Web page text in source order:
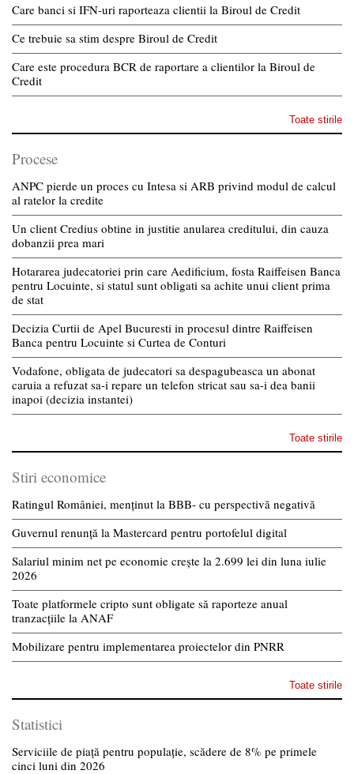
Care banci si IFN-uri raporteaza clientii la Biroul de Credit
Ce trebuie sa stim despre Biroul de Credit
Care este procedura BCR de raportare a clientilor la Biroul de
Credit
Toate stirile
Procese
ANPC pierde un proces cu Intesa si ARB privind modul de calcul
al ratelor la credite
Un client Credius obtine in justitie anularea creditului, din cauza
dobanzii prea mari
Hotararea judecatoriei prin care Aedificium, fosta Raiffeisen Banca
pentru Locuinte, si statul sunt obligati sa achite unui client prima
de stat
Decizia Curtii de Apel Bucuresti in procesul dintre Raiffeisen
Banca pentru Locuinte si Curtea de Conturi
Vodafone, obligata de judecatori sa despagubeasca un abonat
caruia a refuzat sa-i repare un telefon stricat sau sa-i dea banii
inapoi (decizia instantei)
Toate stirile
Stiri economice
Ratingul României, menținut la BBB- cu perspectivă negativă
Guvernul renunță la Mastercard pentru portofelul digital
Salariul minim net pe economie crește la 2.699 lei din luna iulie
2026
Toate platformele cripto sunt obligate să raporteze anual
tranzacțiile la ANAF
Mobilizare pentru implementarea proiectelor din PNRR
Toate stirile
Statistici
Serviciile de piață pentru populație, scădere de 8% pe primele
cinci luni din 2026